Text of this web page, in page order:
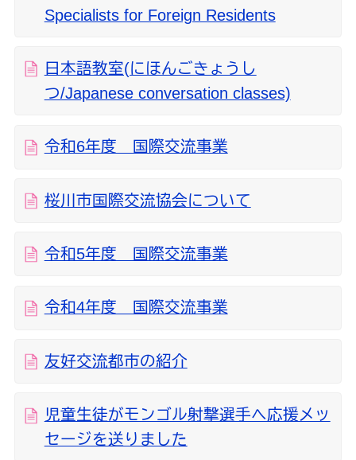
Specialists for Foreign Residents
日本語教室(にほんごきょうし
つ/Japanese conversation classes)
令和6年度 国際交流事業
桜川市国際交流協会について
令和5年度 国際交流事業
令和4年度 国際交流事業
友好交流都市の紹介
児童生徒がモンゴル射撃選手へ応援メッ
セージを送りました